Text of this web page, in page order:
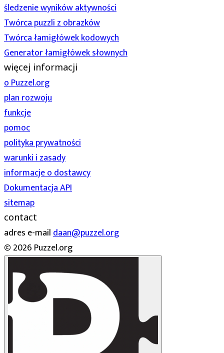
śledzenie wyników aktywności
Twórca puzzli z obrazków
Twórca łamigłówek kodowych
Generator łamigłówek słownych
więcej informacji
o Puzzel.org
plan rozwoju
funkcje
pomoc
polityka prywatności
warunki i zasady
informacje o dostawcy
Dokumentacja API
sitemap
contact
adres e-maildaan@puzzel.org
© 2026 Puzzel.org